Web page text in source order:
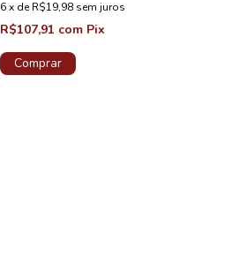
6x deR$19,98 sem juros
R$107,91 com Pix
Comprar